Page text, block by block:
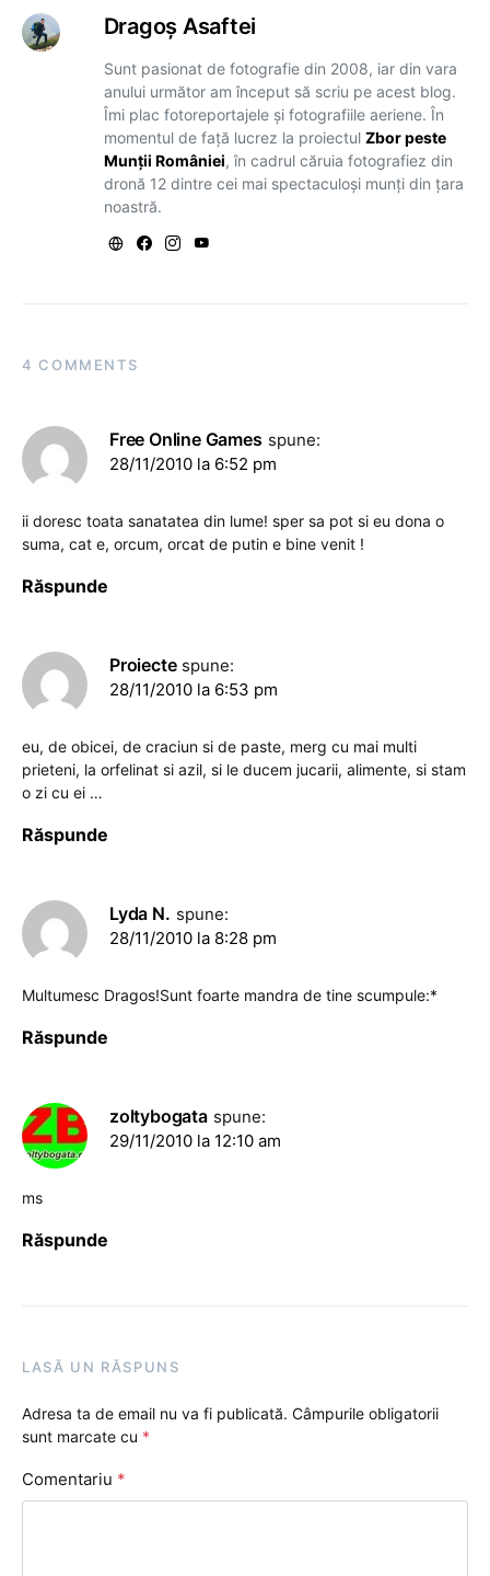
Dragoş Asaftei
Sunt pasionat de fotografie din 2008, iar din vara
anului următor am început să scriu pe acest blog.
Îmi plac fotoreportajele și fotografiile aeriene. În
momentul de față lucrez la proiectul Zbor peste
Munții României, în cadrul căruia fotografiez din
dronă 12 dintre cei mai spectaculoși munți din țara
noastră.
4 COMMENTS
Free Online Games spune:
28/11/2010 la 6:52 pm
ii doresc toata sanatatea din lume! sper sa pot si eu dona o
suma, cat e, orcum, orcat de putin e bine venit !
Răspunde
Proiecte spune:
28/11/2010 la 6:53 pm
eu, de obicei, de craciun si de paste, merg cu mai multi
prieteni, la orfelinat si azil, si le ducem jucarii, alimente, si stam
o zi cu ei …
Răspunde
Lyda N. spune:
28/11/2010 la 8:28 pm
Multumesc Dragos!Sunt foarte mandra de tine scumpule:*
Răspunde
zoltybogata spune:
29/11/2010 la 12:10 am
ms
Răspunde
LASĂ UN RĂSPUNS
Adresa ta de email nu va fi publicată. Câmpurile obligatorii
sunt marcate cu *
Comentariu *